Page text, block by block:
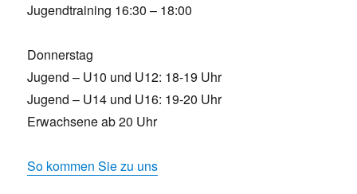
Jugendtraining 16:30 – 18:00
Donnerstag
Jugend – U10 und U12: 18-19 Uhr
Jugend – U14 und U16: 19-20 Uhr
Erwachsene ab 20 Uhr
So kommen Sie zu uns